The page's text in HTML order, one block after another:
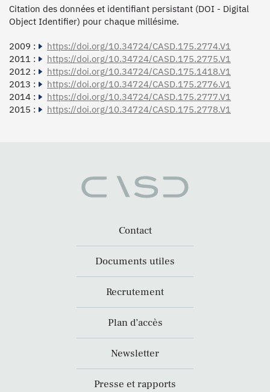
Citation des données et identifiant persistant (DOI - Digital
Object Identifier) pour chaque millésime.
2009 :
https://doi.org/10.34724/CASD.175.2774.V1
2011 :
https://doi.org/10.34724/CASD.175.2775.V1
2012 :
https://doi.org/10.34724/CASD.175.1418.V1
2013 :
https://doi.org/10.34724/CASD.175.2776.V1
2014 :
https://doi.org/10.34724/CASD.175.2777.V1
2015 :
https://doi.org/10.34724/CASD.175.2778.V1
Contact
Documents utiles
Recrutement
Plan d’accès
Newsletter
Presse et rapports